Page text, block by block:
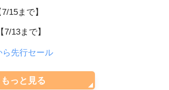
7/15まで】
【7/13まで】
先行セール
もっと見る